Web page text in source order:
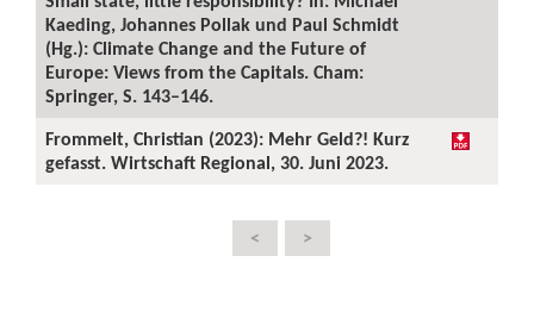
Kaeding, Johannes Pollak und Paul Schmidt
(Hg.): Climate Change and the Future of
Europe: Views from the Capitals. Cham:
Springer, S. 143–146.
Frommelt, Christian (2023): Mehr Geld?! Kurz
gefasst. Wirtschaft Regional, 30. Juni 2023.
< >